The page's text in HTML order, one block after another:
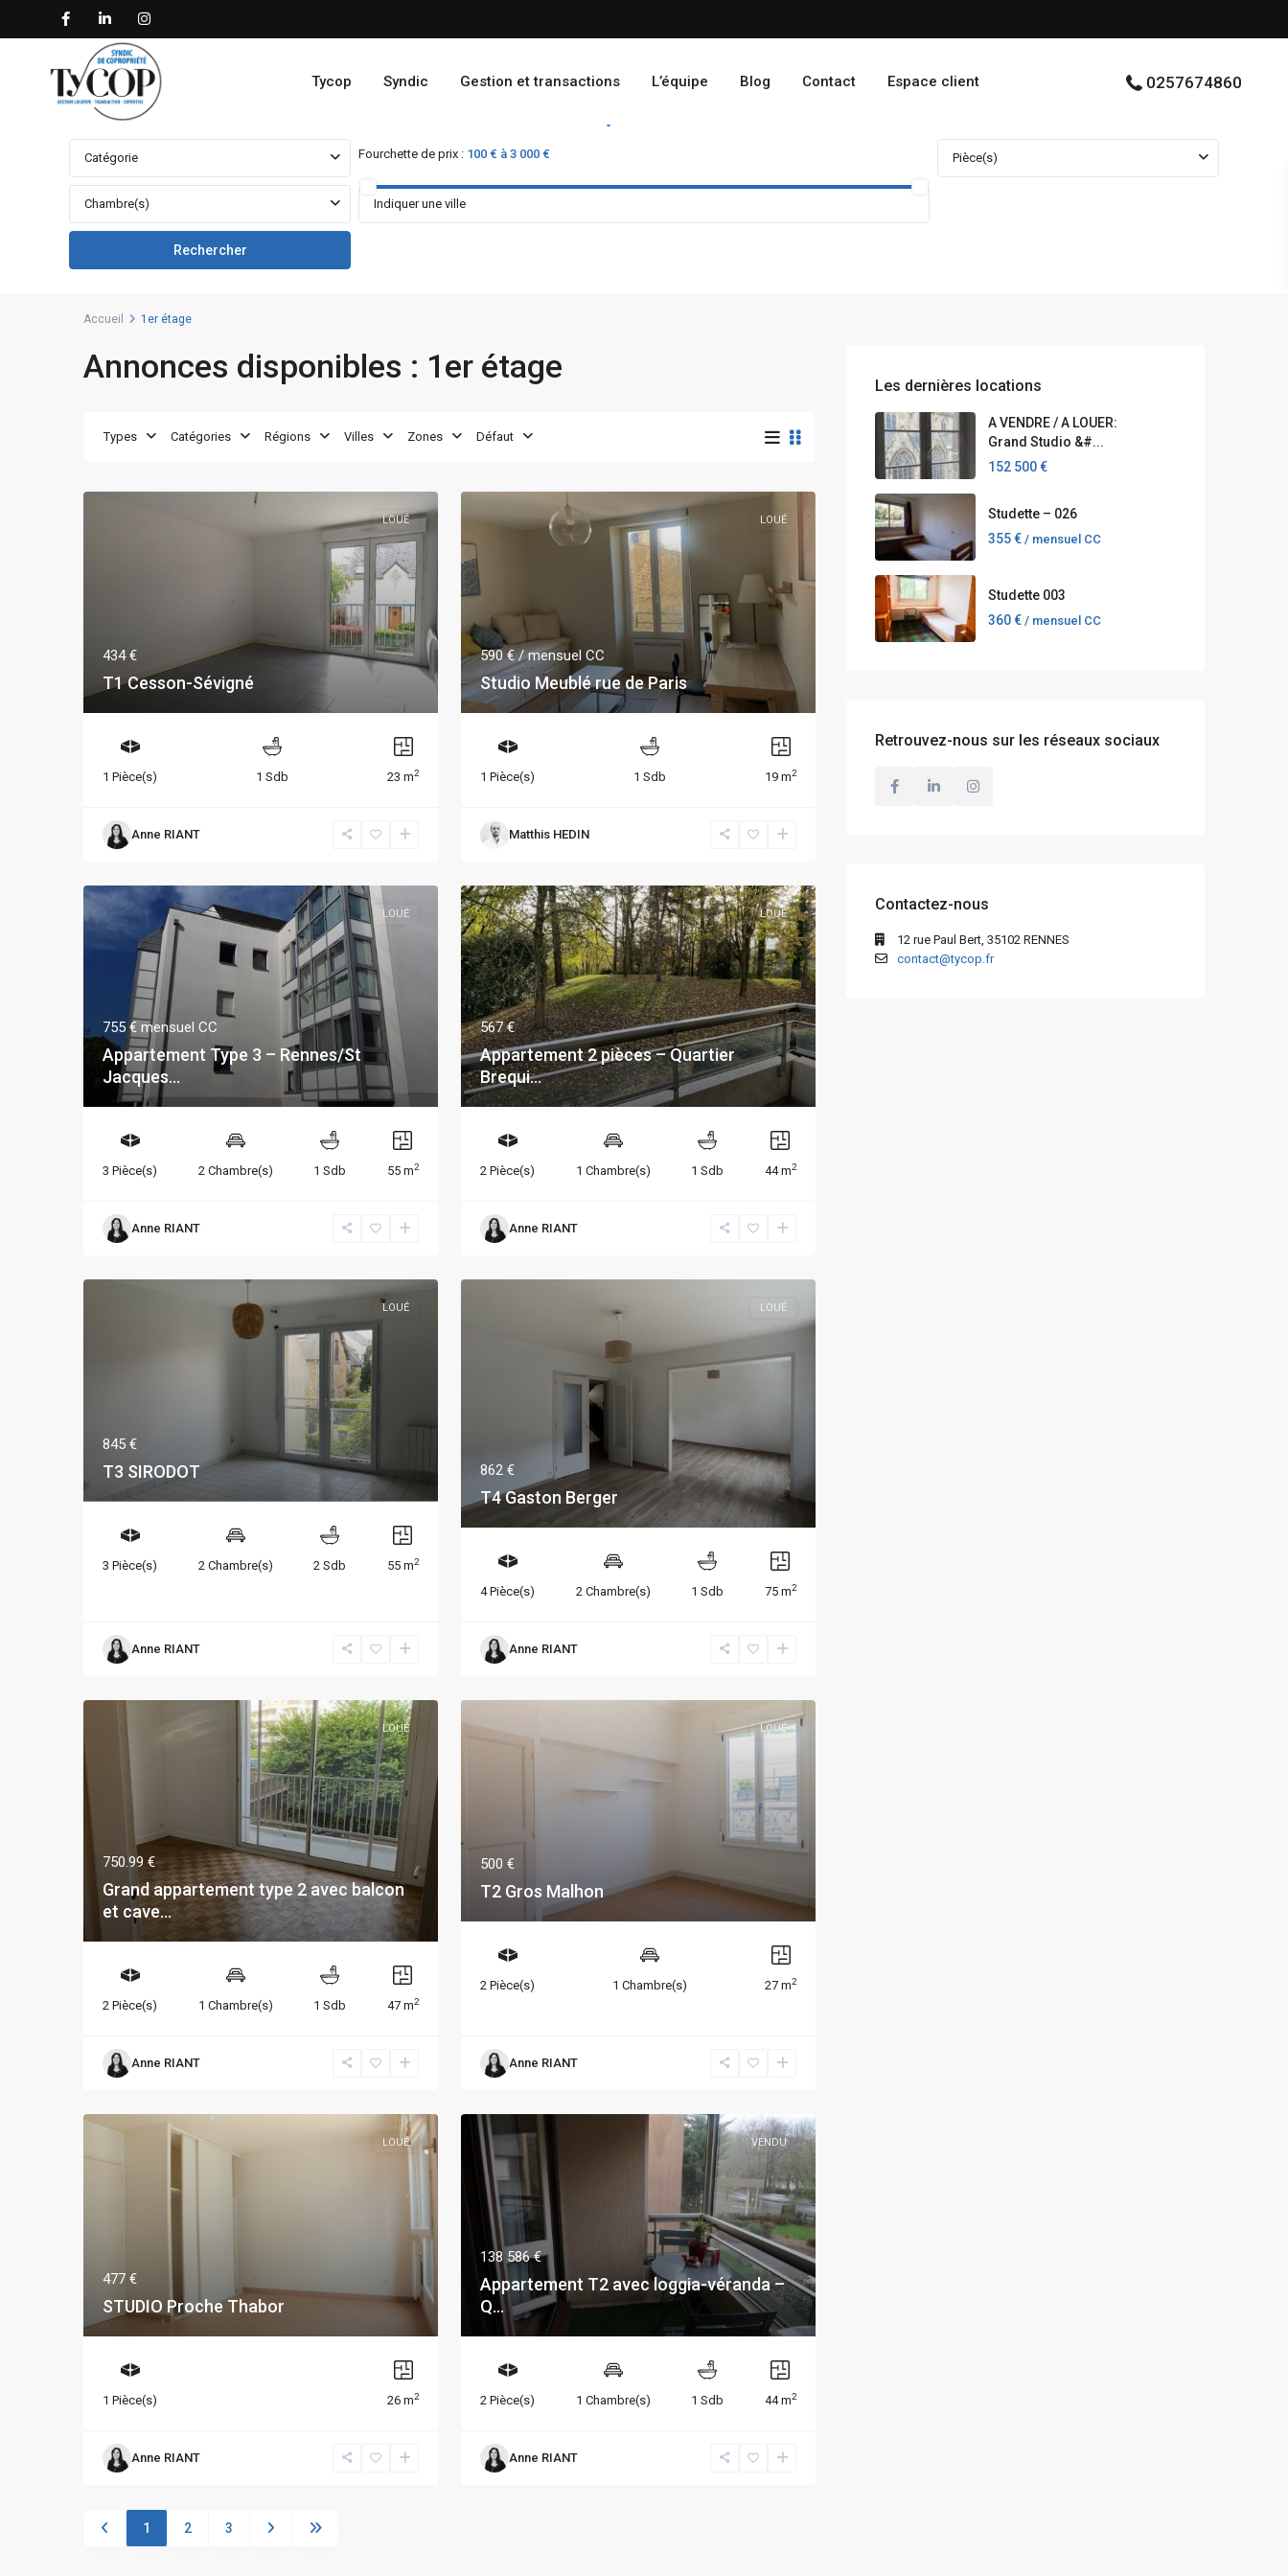
Tycop Syndic Gestion et transactions L’équipe Blog Contact Espace client 0257674860
Catégorie Fourchette de prix : 100 € à 3 000 € Pièce(s)
Chambre(s)
Accueil 1er étage
Annonces disponibles : 1er étage
Types Catégories Régions Villes Zones Défaut
LOUÉ
434 €
T1 Cesson-Sévigné
1 Pièce(s) 1 Sdb 23 m2
Anne RIANT
LOUÉ
590 €/ mensuel CC
Studio Meublé rue de Paris
1 Pièce(s) 1 Sdb 19 m2
Matthis HEDIN
LOUÉ
755 € mensuel CC
Appartement Type 3 – Rennes/St
Jacques...
3 Pièce(s) 2 Chambre(s) 1 Sdb 55 m2
Anne RIANT
LOUÉ
567 €
Appartement 2 pièces – Quartier
Brequi...
2 Pièce(s) 1 Chambre(s) 1 Sdb 44 m2
Anne RIANT
LOUÉ
845 €
T3 SIRODOT
3 Pièce(s) 2 Chambre(s) 2 Sdb 55 m2
Anne RIANT
LOUÉ
862 €
T4 Gaston Berger
4 Pièce(s) 2 Chambre(s) 1 Sdb 75 m2
Anne RIANT
LOUÉ
750.99 €
Grand appartement type 2 avec balcon
et cave...
2 Pièce(s) 1 Chambre(s) 1 Sdb 47 m2
Anne RIANT
LOUÉ
500 €
T2 Gros Malhon
2 Pièce(s) 1 Chambre(s) 27 m2
Anne RIANT
LOUÉ
477 €
STUDIO Proche Thabor
1 Pièce(s) 26 m2
Anne RIANT
VENDU
138 586 €
Appartement T2 avec loggia-véranda –
Q...
2 Pièce(s) 1 Chambre(s) 1 Sdb 44 m2
Anne RIANT
1 2 3
Les dernières locations
A VENDRE / A LOUER:
Grand Studio &#...
152 500 €
Studette – 026
355 € / mensuel CC
Studette 003
360 € / mensuel CC
Retrouvez-nous sur les réseaux sociaux
Contactez-nous
12 rue Paul Bert, 35102 RENNES
contact@tycop.fr